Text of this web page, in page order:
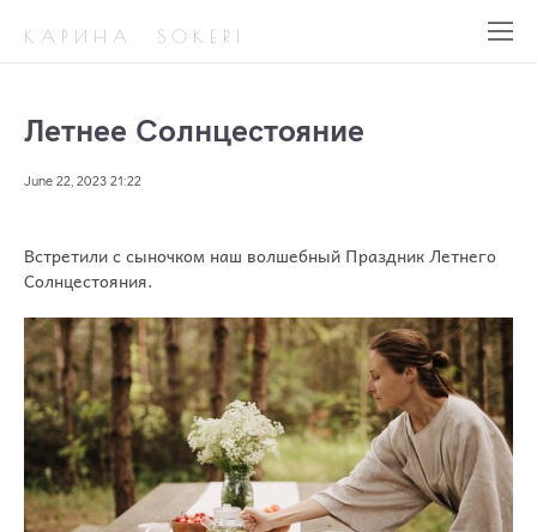
К А Р И Н А S O K E R I
Летнее Солнцестояние
June 22, 2023 21:22
Встретили с сыночком наш волшебный Праздник Летнего
Солнцестояния.